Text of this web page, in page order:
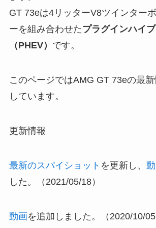
GT 73eは4リッターV8ツインター
ーを組み合わせたプラグインハイ
（PHEV） です。
このページではAMG GT 73eの最
しています。
更新情報
最新のスパイショット を更新し、
した。（2021/05/18）
動画を追加しました。（2020/10/05